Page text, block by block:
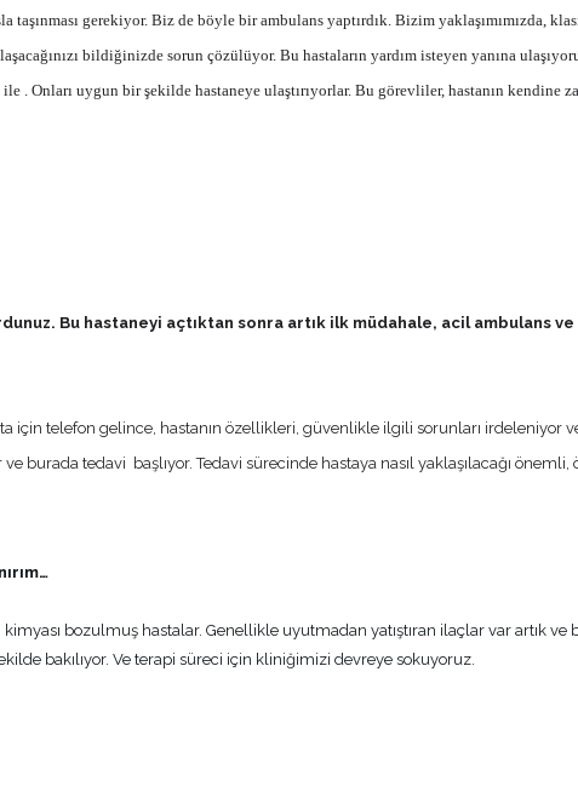
taşınması gerekiyor. Biz de böyle bir ambulans yaptırdık. Bizim yaklaşımımızda,
bildiğinizde sorun çözülüyor. Bu hastaların yardım isteyen yanına
Onları uygun bir şekilde hastaneye ulaştırıyorlar. Bu görevliler, hastanın kendine
Bu hastaneyi açtıktan sonra artık ilk müdahale, acil ambulans
için telefon gelince, hastanın özellikleri, güvenlikle ilgili sorunları irdeleniyor
ve burada tedavi başlıyor. Tedavi sürecinde hastaya nasıl yaklaşılacağı
bozulmuş hastalar. Genellikle uyutmadan yatıştıran ilaçlar var artık ve
bakılıyor. Ve terapi süreci için kliniğimizi devreye sokuyoruz.